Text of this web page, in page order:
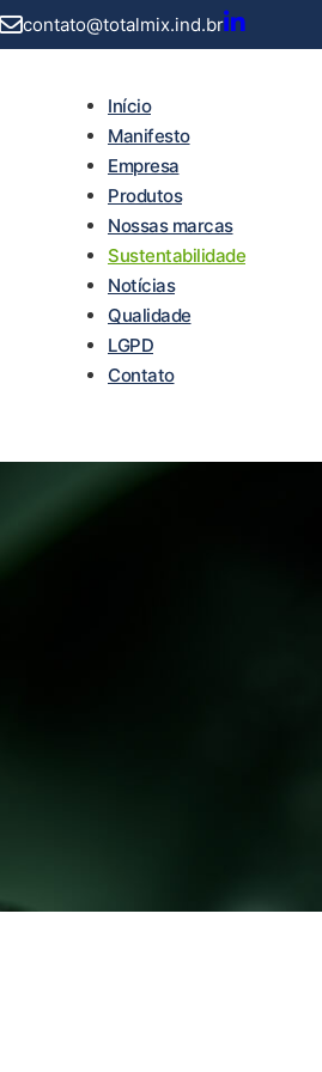
contato@totalmix.ind.br
Início
Manifesto
Empresa
Produtos
Nossas marcas
Sustentabilidade
Notícias
Qualidade
LGPD
Contato